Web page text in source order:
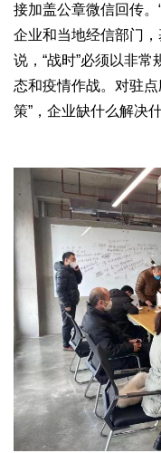
接加盖公章微信回传
企业和当地经信部门
说，“战时”必须以非
态和疫情作战。对驻
策”，企业缺什么解决